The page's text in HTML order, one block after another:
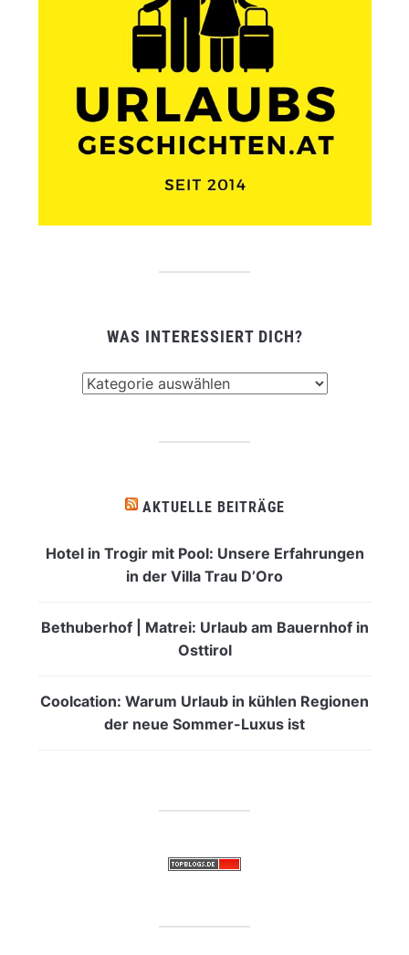
WAS INTERESSIERT DICH?
AKTUELLE BEITRÄGE
Hotel in Trogir mit Pool: Unsere Erfahrungen
in der Villa Trau D’Oro
Bethuberhof | Matrei: Urlaub am Bauernhof in
Osttirol
Coolcation: Warum Urlaub in kühlen Regionen
der neue Sommer-Luxus ist